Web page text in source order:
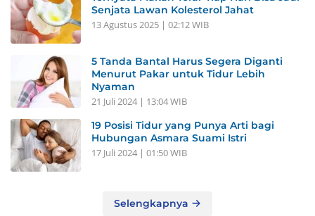
Senjata Lawan Kolesterol Jahat
13 Agustus 2025 | 02:12 WIB
5 Tanda Bantal Harus Segera Diganti
Menurut Pakar untuk Tidur Lebih
Nyaman
21 Juli 2024 | 13:04 WIB
19 Posisi Tidur yang Punya Arti bagi
Hubungan Asmara Suami Istri
17 Juli 2024 | 01:50 WIB
Selengkapnya